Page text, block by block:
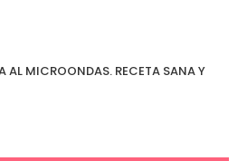
AL MICROONDAS. RECETA SANA Y